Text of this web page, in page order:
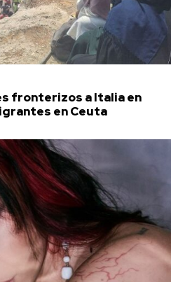
fronterizos a Italia en
en Ceuta